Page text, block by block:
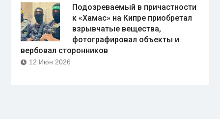
Подозреваемый в причастности
к «Хамас» на Кипре приобретал
взрывчатые вещества,
фотографировал объекты и
вербовал сторонников
12 Июн 2026